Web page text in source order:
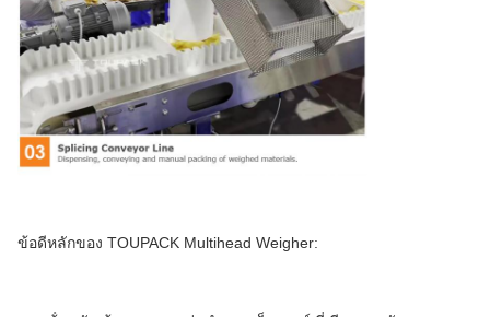
ข้อดีหลักของ TOUPACK Multihead Weigher: